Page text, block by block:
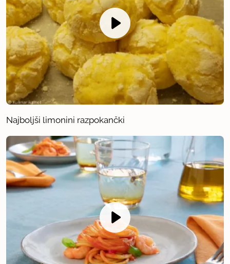
Najboljši limonini razpokančki